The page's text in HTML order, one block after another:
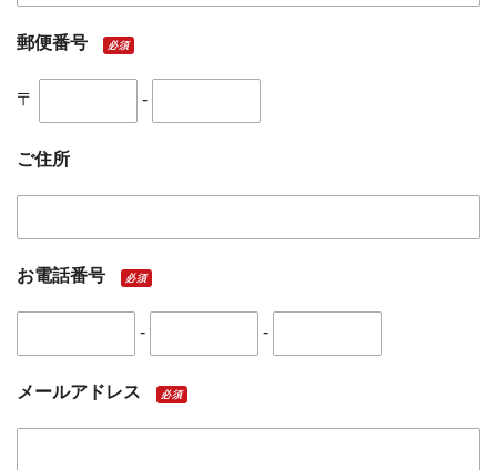
郵便番号 必須
〒 -
ご住所
お電話番号 必須
- -
メールアドレス 必須